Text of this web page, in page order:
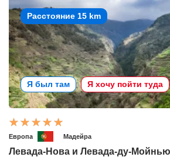
Расстояние 15 km
Я был там Я хочу пойти туда
Европа Мадейра
Левада-Нова и Левада-ду-Мойнью